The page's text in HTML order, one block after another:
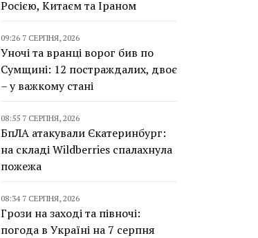
Росією, Китаєм та Іраном
09:26 7 СЕРПНЯ, 2026
Уночі та вранці ворог бив по
Сумщині: 12 постраждалих, двоє
– у важкому стані
08:55 7 СЕРПНЯ, 2026
БпЛА атакували Єкатеринбург:
на складі Wildberries спалахнула
пожежа
08:34 7 СЕРПНЯ, 2026
Грози на заході та півночі:
погода в Україні на 7 серпня